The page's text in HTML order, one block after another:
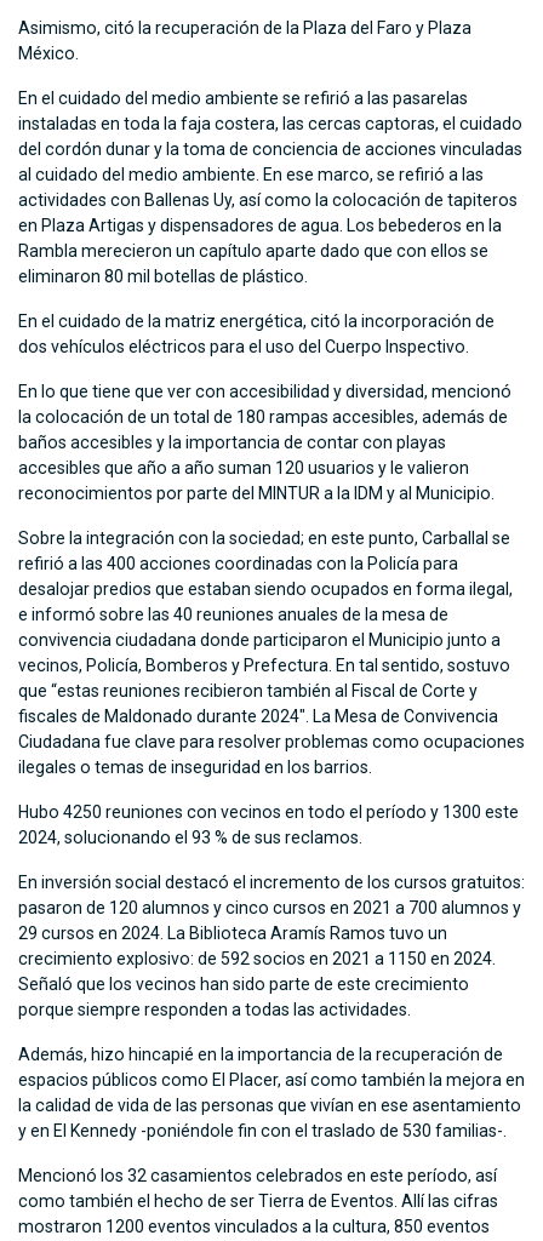
Asimismo, citó la recuperación de la Plaza del Faro y Plaza
México.
En el cuidado del medio ambiente se refirió a las pasarelas
instaladas en toda la faja costera, las cercas captoras, el cuidado
del cordón dunar y la toma de conciencia de acciones vinculadas
al cuidado del medio ambiente. En ese marco, se refirió a las
actividades con Ballenas Uy, así como la colocación de tapiteros
en Plaza Artigas y dispensadores de agua. Los bebederos en la
Rambla merecieron un capítulo aparte dado que con ellos se
eliminaron 80 mil botellas de plástico.
En el cuidado de la matriz energética, citó la incorporación de
dos vehículos eléctricos para el uso del Cuerpo Inspectivo.
En lo que tiene que ver con accesibilidad y diversidad, mencionó
la colocación de un total de 180 rampas accesibles, además de
baños accesibles y la importancia de contar con playas
accesibles que año a año suman 120 usuarios y le valieron
reconocimientos por parte del MINTUR a la IDM y al Municipio.
Sobre la integración con la sociedad; en este punto, Carballal se
refirió a las 400 acciones coordinadas con la Policía para
desalojar predios que estaban siendo ocupados en forma ilegal,
e informó sobre las 40 reuniones anuales de la mesa de
convivencia ciudadana donde participaron el Municipio junto a
vecinos, Policía, Bomberos y Prefectura. En tal sentido, sostuvo
que “estas reuniones recibieron también al Fiscal de Corte y
fiscales de Maldonado durante 2024". La Mesa de Convivencia
Ciudadana fue clave para resolver problemas como ocupaciones
ilegales o temas de inseguridad en los barrios.
Hubo 4250 reuniones con vecinos en todo el período y 1300 este
2024, solucionando el 93 % de sus reclamos.
En inversión social destacó el incremento de los cursos gratuitos:
pasaron de 120 alumnos y cinco cursos en 2021 a 700 alumnos y
29 cursos en 2024. La Biblioteca Aramís Ramos tuvo un
crecimiento explosivo: de 592 socios en 2021 a 1150 en 2024.
Señaló que los vecinos han sido parte de este crecimiento
porque siempre responden a todas las actividades.
Además, hizo hincapié en la importancia de la recuperación de
espacios públicos como El Placer, así como también la mejora en
la calidad de vida de las personas que vivían en ese asentamiento
y en El Kennedy -poniéndole fin con el traslado de 530 familias-.
Mencionó los 32 casamientos celebrados en este período, así
como también el hecho de ser Tierra de Eventos. Allí las cifras
mostraron 1200 eventos vinculados a la cultura, 850 eventos